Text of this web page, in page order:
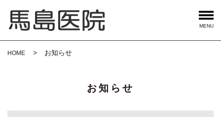
MENU
HOME お知らせ
お知らせ